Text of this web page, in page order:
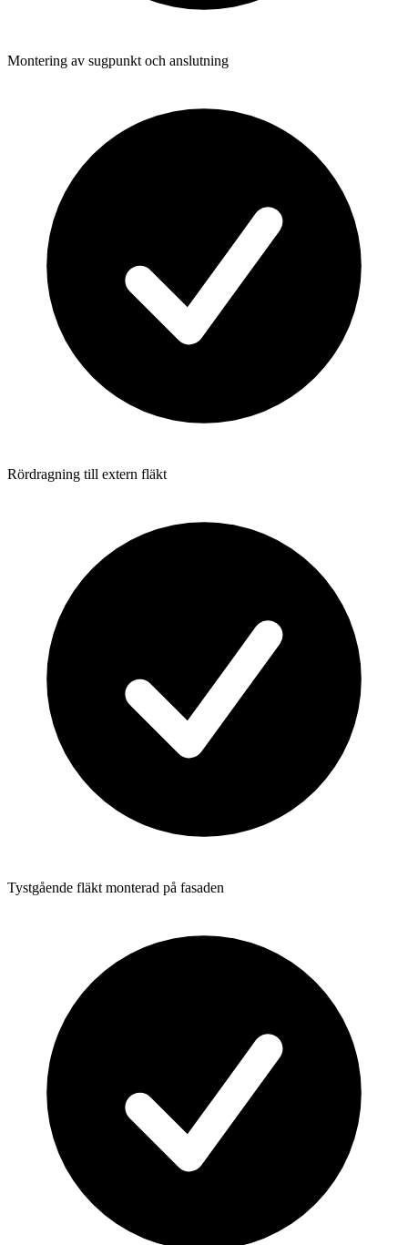
Montering av sugpunkt och anslutning
Rördragning till extern fläkt
Tystgående fläkt monterad på fasaden